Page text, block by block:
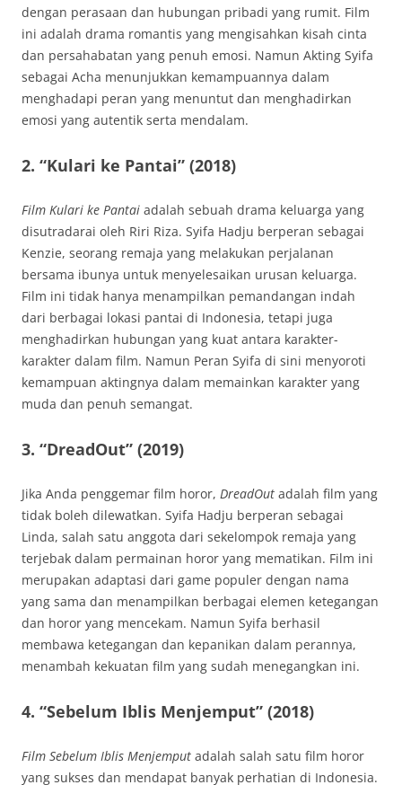
dengan perasaan dan hubungan pribadi yang rumit. Film
ini adalah drama romantis yang mengisahkan kisah cinta
dan persahabatan yang penuh emosi. Namun Akting Syifa
sebagai Acha menunjukkan kemampuannya dalam
menghadapi peran yang menuntut dan menghadirkan
emosi yang autentik serta mendalam.
2. “Kulari ke Pantai” (2018)
Film Kulari ke Pantai adalah sebuah drama keluarga yang
disutradarai oleh Riri Riza. Syifa Hadju berperan sebagai
Kenzie, seorang remaja yang melakukan perjalanan
bersama ibunya untuk menyelesaikan urusan keluarga.
Film ini tidak hanya menampilkan pemandangan indah
dari berbagai lokasi pantai di Indonesia, tetapi juga
menghadirkan hubungan yang kuat antara karakter-
karakter dalam film. Namun Peran Syifa di sini menyoroti
kemampuan aktingnya dalam memainkan karakter yang
muda dan penuh semangat.
3. “DreadOut” (2019)
Jika Anda penggemar film horor, DreadOut adalah film yang
tidak boleh dilewatkan. Syifa Hadju berperan sebagai
Linda, salah satu anggota dari sekelompok remaja yang
terjebak dalam permainan horor yang mematikan. Film ini
merupakan adaptasi dari game populer dengan nama
yang sama dan menampilkan berbagai elemen ketegangan
dan horor yang mencekam. Namun Syifa berhasil
membawa ketegangan dan kepanikan dalam perannya,
menambah kekuatan film yang sudah menegangkan ini.
4. “Sebelum Iblis Menjemput” (2018)
Film Sebelum Iblis Menjemput adalah salah satu film horor
yang sukses dan mendapat banyak perhatian di Indonesia.